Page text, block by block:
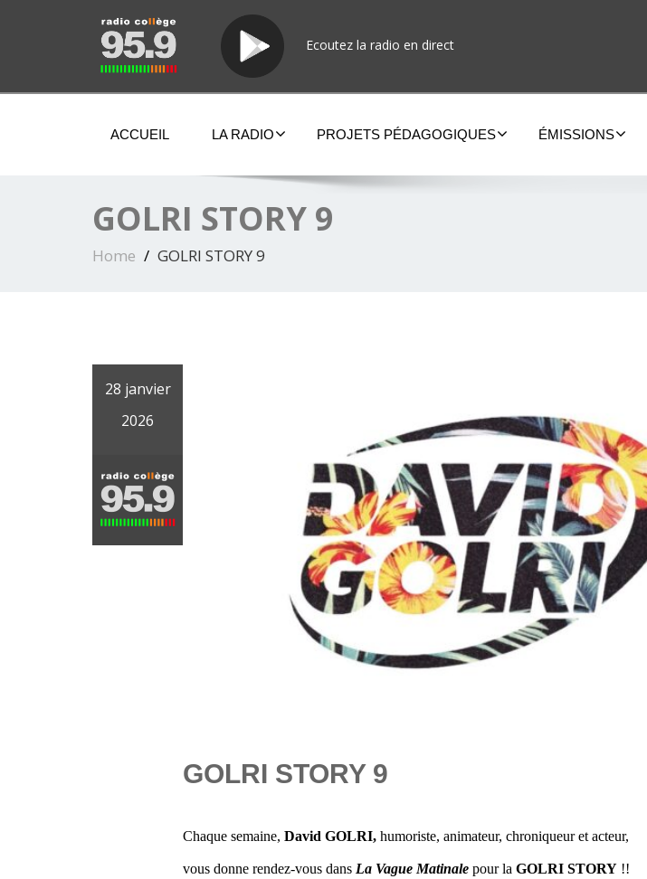
Ecoutez la radio en direct
ACCUEIL LA RADIO PROJETS PÉDAGOGIQUES ÉMISSIONS
GOLRI STORY 9
Home GOLRI STORY 9
28 janvier
2026
GOLRI STORY 9
Chaque semaine, David GOLRI, humoriste, animateur, chroniqueur et acteur,
vous donne rendez-vous dans La Vague Matinale pour la GOLRI STORY !!